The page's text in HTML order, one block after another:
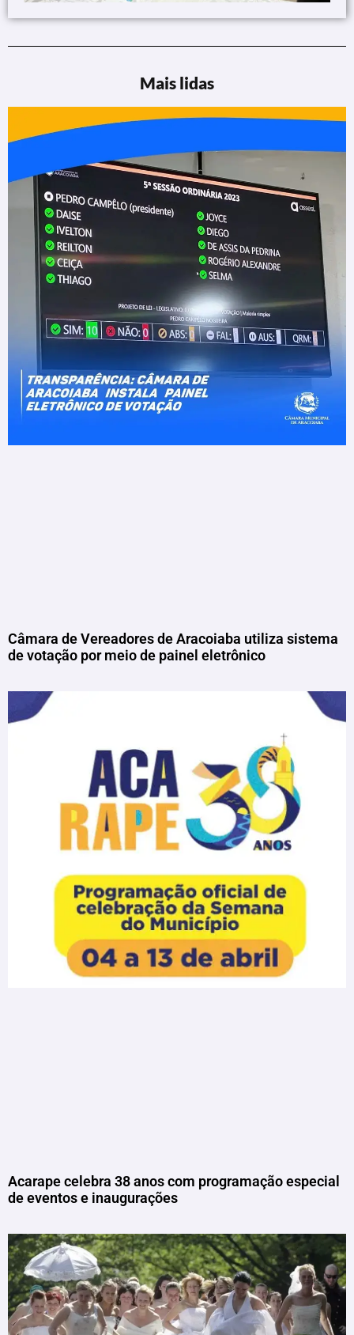
Mais lidas
Câmara de Vereadores de Aracoiaba utiliza sistema
de votação por meio de painel eletrônico
Acarape celebra 38 anos com programação especial
de eventos e inaugurações